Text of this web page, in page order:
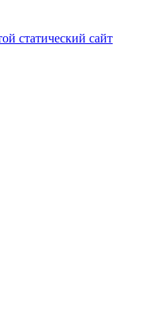
статический сайт